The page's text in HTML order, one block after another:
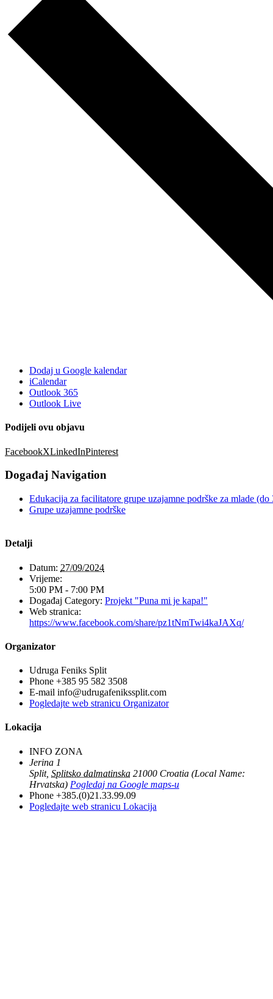
Dodaj u Google kalendar
iCalendar
Outlook 365
Outlook Live
Podijeli ovu objavu
FacebookXLinkedInPinterest
Događaj Navigation
Edukacija za facilitatore grupe uzajamne podrške za mlade
Grupe uzajamne podrške
Detalji
Datum: 27/09/2024
Vrijeme:
5:00 PM - 7:00 PM
Događaj Category: Projekt "Puna mi je kapa!"
Web stranica:
https://www.facebook.com/share/pz1tNmTwi4kaJAXq/
Organizator
Udruga Feniks Split
Phone +385 95 582 3508
E-mail info@udrugafenikssplit.com
Pogledajte web stranicu Organizator
Lokacija
INFO ZONA
Jerina 1
Split, Splitsko dalmatinska 21000 Croatia (Local Name:
Hrvatska) Pogledaj na Google maps-u
Phone +385.(0)21.33.99.09
Pogledajte web stranicu Lokacija